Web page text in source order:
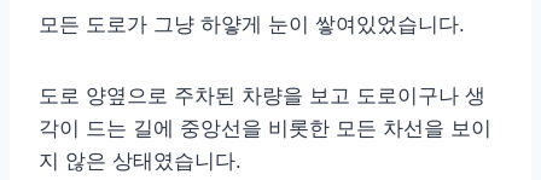
모든 도로가 그냥 하얗게 눈이 쌓여있었습니다.
도로 양옆으로 주차된 차량을 보고 도로이구나 생
각이 드는 길에 중앙선을 비롯한 모든 차선을 보이
지 않은 상태였습니다.